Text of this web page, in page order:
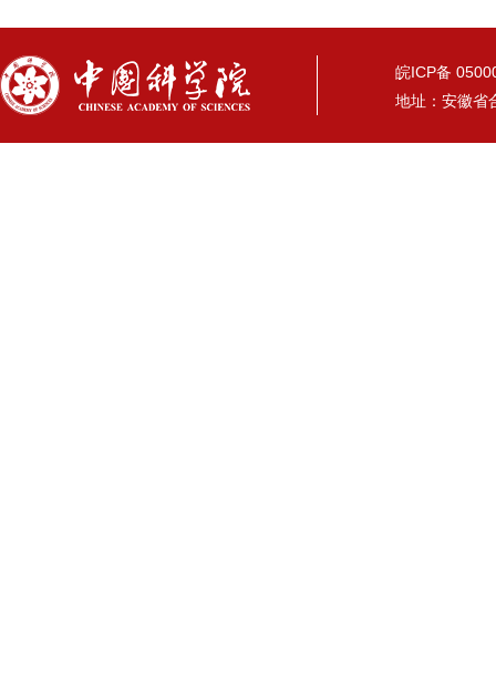
皖ICP备
地址：安徽省